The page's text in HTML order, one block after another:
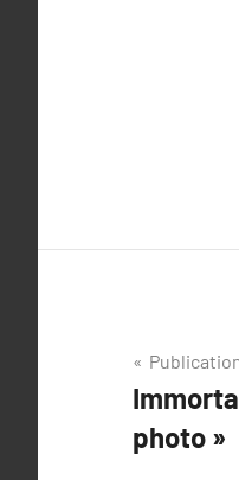
de
l’article
photo »